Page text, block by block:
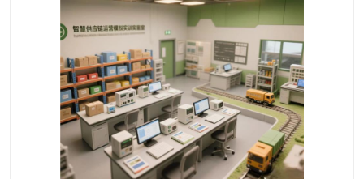
工业工程实训室